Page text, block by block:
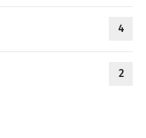
4
2